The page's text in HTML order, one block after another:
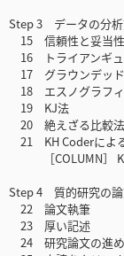
Step 3 データの分
15 信頼性と妥当性
16 トライアンギュ
17 グラウンデッド
18 エスノグラフ
19 KJ法
20 絶えざる比較法
21 KH Coderによ
［COLUMN］ KH
Step 4 質的研究の論
22 論文執筆
23 厚い記述
24 研究論文の進